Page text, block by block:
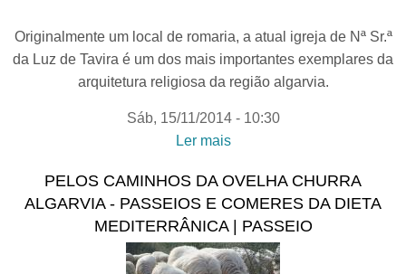
Originalmente um local de romaria, a atual igreja de Nª Sr.ª
da Luz de Tavira é um dos mais importantes exemplares da
arquitetura religiosa da região algarvia.
Sáb, 15/11/2014 - 10:30
Ler mais
SENHORA DA LUZ DE
TAVIRA - Passeios na
História de Tavira
PELOS CAMINHOS DA OVELHA CHURRA
ALGARVIA - PASSEIOS E COMERES DA DIETA
MEDITERRÂNICA | PASSEIO